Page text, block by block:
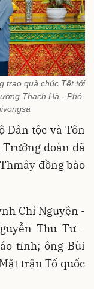
trao quà chúc Tết tới
Thạch Hà - Phó
Dân tộc và Tôn
đoàn đã
đồng bào
Chí Nguyện -
Thu Tư -
tỉnh; ông Bùi
trận Tổ quốc